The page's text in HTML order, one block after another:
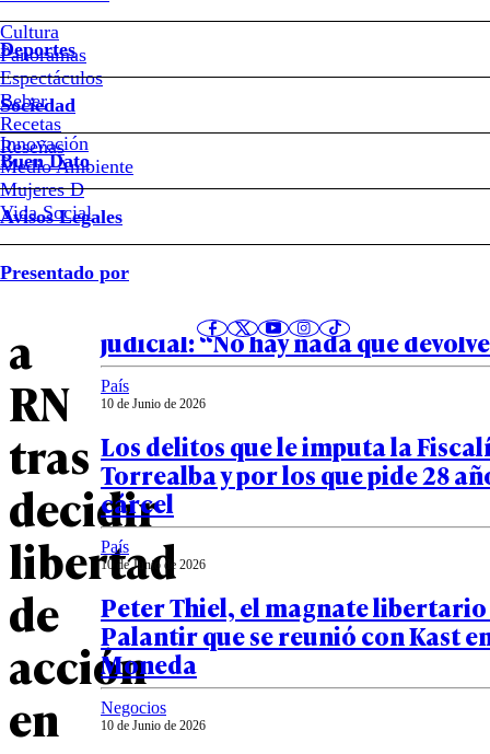
Cultura
Panoramas
Espectáculos
Beber
Recetas
Reseñas
Deportes
Sociedad
Innovación
Medio Ambiente
Mujeres D
Vida Social
Buen Dato
Avisos Legales
Presentado por
El
tironeo
interno
que
tensiona
a
RN
tras
decidir
libertad
de
acción
en
Notas relacionadas
10 de Junio de 2026
Cathy Barriga saca la voz ante
judicial: “No hay nada que
País
10 de Junio de 2026
Los delitos que le imputa la
Torrealba y por los que pide 28
cárcel
País
10 de Junio de 2026
Peter Thiel, el magnate
Palantir que se reunió con Kast
Moneda
Negocios
10 de Junio de 2026